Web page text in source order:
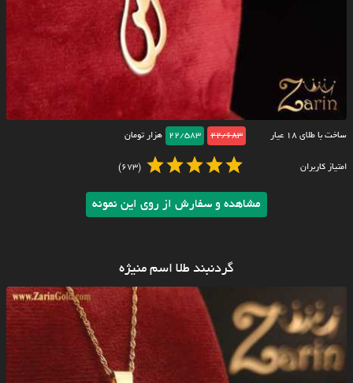
ساخت با طلای ۱۸ عیار 22/683
22/583 هزار تومان
امتیاز کاربران (673)
مشاهده و سفارش از روی این نمونه
گردنبند طلا اسم منیژه